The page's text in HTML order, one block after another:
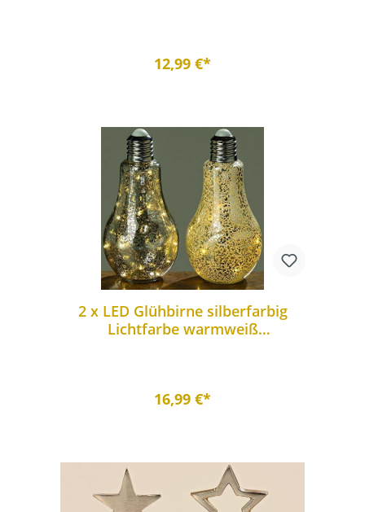
12,99 €*
2 x LED Glühbirne silberfarbig
Lichtfarbe warmweiß
16,99 €*